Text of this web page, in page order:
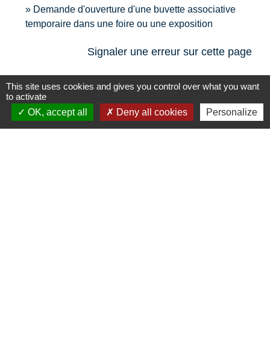
Demande d'ouverture d'une buvette associative
temporaire dans une foire ou une exposition
Signaler une erreur sur cette page
N° utiles
This site uses cookies and gives you control over what you want
to activate
OK, accept all
Deny all cookies Personalize